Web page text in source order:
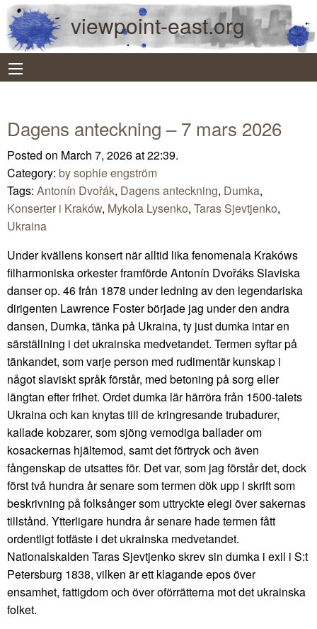
viewpoint-east.org
Dagens anteckning – 7 mars 2026
Posted on March 7, 2026 at 22:39.
Category: by sophie engström
Tags: Antonín Dvořák, Dagens anteckning, Dumka,
Konserter i Kraków, Mykola Lysenko, Taras Sjevtjenko,
Ukraina
Under kvällens konsert när alltid lika fenomenala Krakóws
filharmoniska orkester framförde Antonín Dvořáks Slaviska
danser op. 46 från 1878 under ledning av den legendariska
dirigenten Lawrence Foster började jag under den andra
dansen, Dumka, tänka på Ukraina, ty just dumka intar en
särställning i det ukrainska medvetandet. Termen syftar på
tänkandet, som varje person med rudimentär kunskap i
något slaviskt språk förstår, med betoning på sorg eller
längtan efter frihet. Ordet dumka lär härröra från 1500-talets
Ukraina och kan knytas till de kringresande trubadurer,
kallade kobzarer, som sjöng vemodiga ballader om
kosackernas hjältemod, samt det förtryck och även
fångenskap de utsattes för. Det var, som jag förstår det, dock
först två hundra år senare som termen dök upp i skrift som
beskrivning på folksånger som uttryckte elegi över sakernas
tillstånd. Ytterligare hundra år senare hade termen fått
ordentligt fotfäste i det ukrainska medvetandet.
Nationalskalden Taras Sjevtjenko skrev sin dumka i exil i S:t
Petersburg 1838, vilken är ett klagande epos över
ensamhet, fattigdom och över oförrätterna mot det ukrainska
folket.